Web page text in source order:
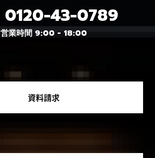
0120-43-0789
営業時間 9:00 - 18:00
資料請求